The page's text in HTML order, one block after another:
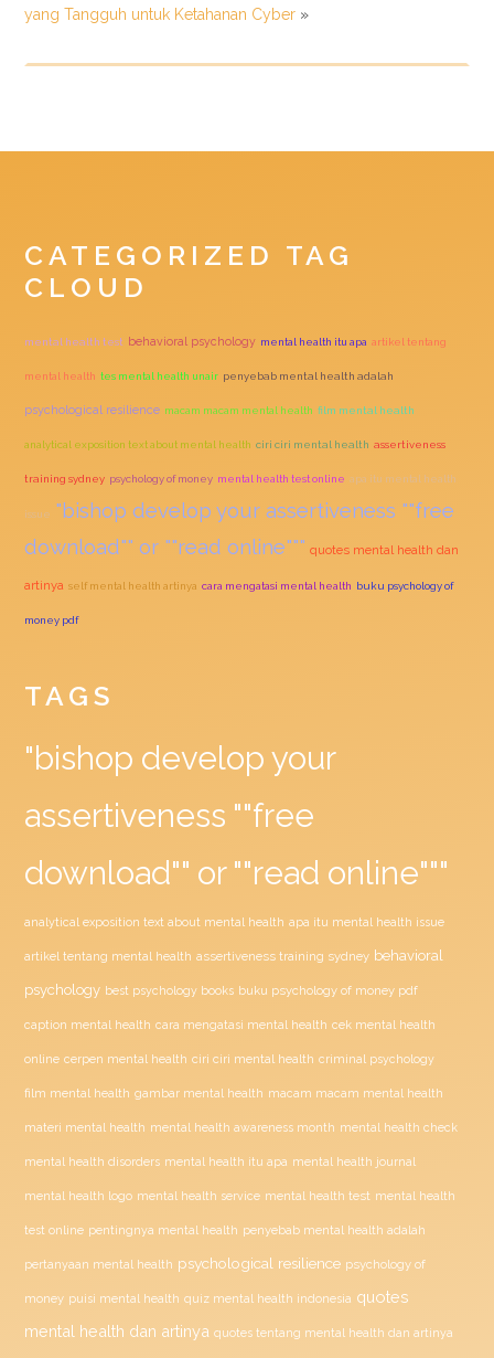
yang Tangguh untuk Ketahanan Cyber »
CATEGORIZED TAG
CLOUD
mental health test behavioral psychology mental health itu apa artikel tentang
mental health tes mental health unair penyebab mental health adalah
psychological resilience macam macam mental health film mental health
analytical exposition text about mental health ciri ciri mental health assertiveness
training sydney psychology of money mental health test online apa itu mental health
issue "bishop develop your assertiveness ""free
download"" or ""read online""" quotes mental health dan
artinya self mental health artinya cara mengatasi mental health buku psychology of
money pdf
TAGS
"bishop develop your
assertiveness ""free
download"" or ""read online"""
analytical exposition text about mental health apa itu mental health issue
artikel tentang mental health assertiveness training sydney behavioral
psychology best psychology books buku psychology of money pdf
caption mental health cara mengatasi mental health cek mental health
online cerpen mental health ciri ciri mental health criminal psychology
film mental health gambar mental health macam macam mental health
materi mental health mental health awareness month mental health check
mental health disorders mental health itu apa mental health journal
mental health logo mental health service mental health test mental health
test online pentingnya mental health penyebab mental health adalah
pertanyaan mental health psychological resilience psychology of
money puisi mental health quiz mental health indonesia quotes
mental health dan artinya quotes tentang mental health dan artinya